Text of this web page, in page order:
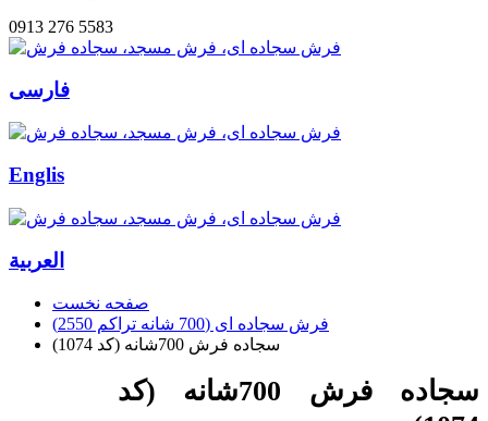
0913 276 5583
فارسی
Englis
العربیة
صفحه نخست
فرش سجاده ای (700 شانه تراکم 2550)
سجاده فرش 700شانه (کد 1074)
سجاده فرش 700شانه (کد